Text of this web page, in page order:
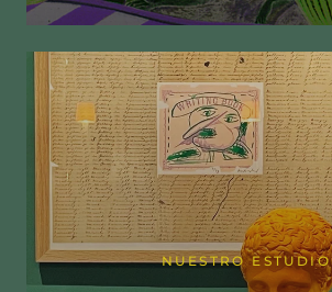
NUESTRO ESTUDIO